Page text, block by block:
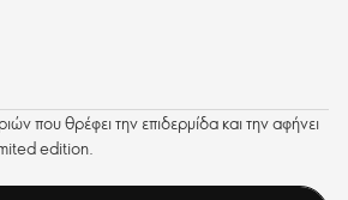
που θρέφει την επιδερμίδα και την αφήνει
edition.